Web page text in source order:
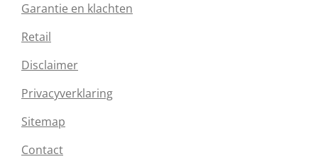
Garantie en klachten
Retail
Disclaimer
Privacyverklaring
Sitemap
Contact